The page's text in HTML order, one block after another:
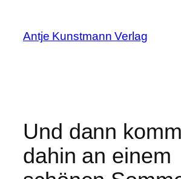
springen
Antje Kunstmann Verlag
Und dann
dahin an einem